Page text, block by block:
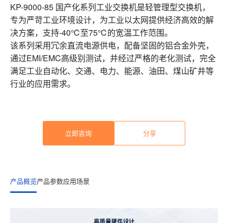
KP-9000-85 国产化系列工业交换机是轻管理型交换机，
专为严苛工业环境设计，为工业以太网提供经济高效的解
决方案，支持-40℃至75℃的宽温工作范围。
该系列采用冗余直流电源供电，配备坚固的铝合金外壳，
通过EMI/EMC高级别测试，并经过严格的老化测试，完全
满足工业自动化、交通、电力、能源、油田、煤山矿井等
行业的应用需求。
立即咨询 分享
产品概览产品参数应用场景